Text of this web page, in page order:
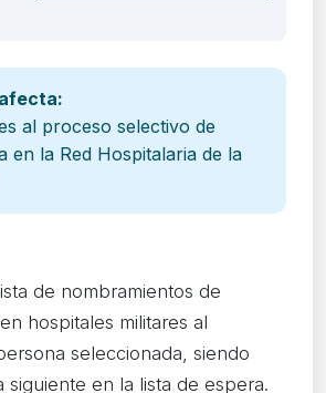
al proceso selectivo de
en la Red Hospitalaria de la
de nombramientos de
hospitales militares al
seleccionada, siendo
siguiente en la lista de espera.